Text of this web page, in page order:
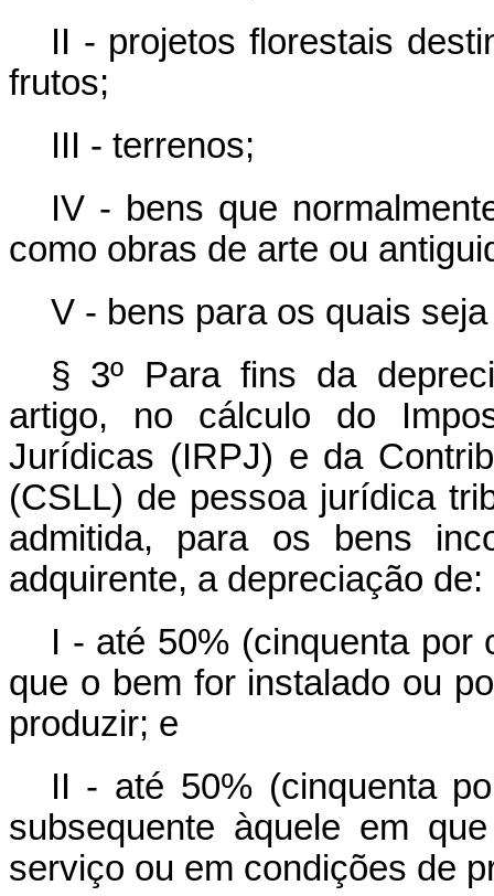
II - projetos florestais
frutos;
III - terrenos;
IV - bens que
como obras de arte ou
V - bens para os quais
§ 3º Para fins da
artigo, no cálculo do
Jurídicas (IRPJ) e da
(CSLL) de pessoa jurídica
admitida, para os bens
adquirente, a depreciação de:
I - até 50% (cinquenta por
que o bem for instalado ou
produzir; e
II - até 50% (cinquenta
subsequente àquele em
serviço ou em condições de